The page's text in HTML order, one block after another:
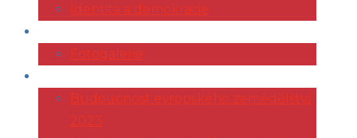
Identita a demokracie
Fotogalerie
Budoucnost evropského zemědělství
2023